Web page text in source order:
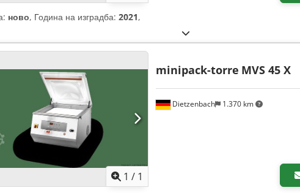
ново, Година на изградба: 2021,
1 / 1
Dietzenbach 1.370 km
minipack-torre MVS 45 X